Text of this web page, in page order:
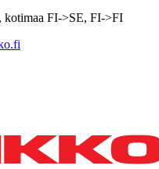
kotimaa FI->SE, FI->FI